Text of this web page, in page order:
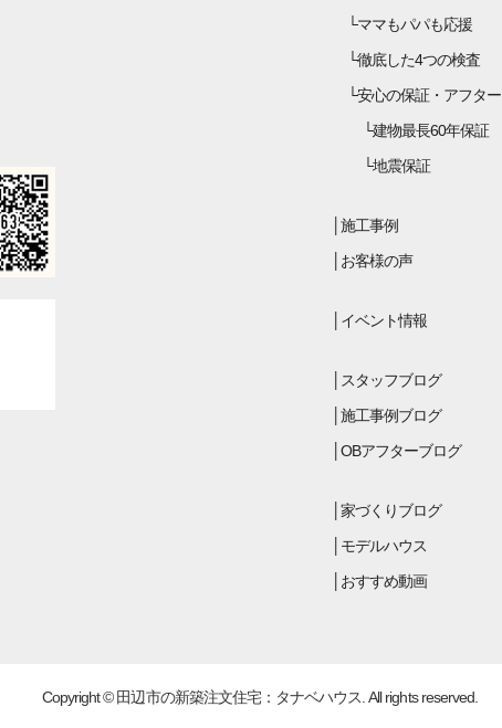
ママもパパも応援
徹底した4つの検査
安心の保証・アフター
建物最長60年保証
地震保証
施工事例
お客様の声
イベント情報
スタッフブログ
施工事例ブログ
OBアフターブログ
家づくりブログ
モデルハウス
おすすめ動画
Copyright © 田辺市の新築注文住宅：タナベハウス. All rights reserved.